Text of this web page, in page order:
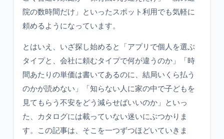
院の数時間だけ」といったスポット利用でも気軽に
頼めるようになっています。
とはいえ、いざ探し始めると「アプリで個人を選ぶ
タイプと、会社に頼むタイプで何が違うのか」「時
間あたりの単価は書いてあるのに、結局いくら払う
のかが読めない」「知らない人に家の中で子どもを
見てもらう不安をどう減らせばいいのか」といっ
た、カタログには載っていない迷いにぶつかりま
す。この記事は、そこを一つずつほどいていきま